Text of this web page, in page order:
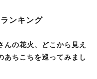
ンキング
んの花火、どこから見え
あちこちを巡ってみまし